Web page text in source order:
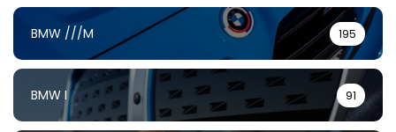
BMW ///M 195
BMW I 91